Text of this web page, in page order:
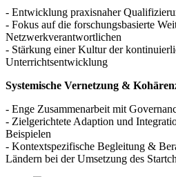
- Entwicklung praxisnaher
- Fokus auf die forschungsbasierte
Netzwerkverantwortlichen
- Stärkung einer Kultur der
Unterrichtsentwicklung
Systemische Vernetzung &
- Enge Zusammenarbeit mit
- Zielgerichtete Adaption und
Beispielen
- Kontextspezifische Begleitung &
Ländern bei der Umsetzung des